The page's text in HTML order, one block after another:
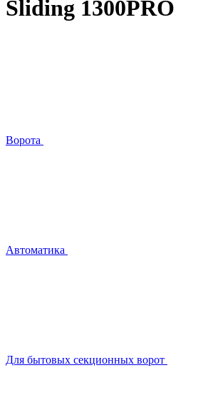
Sliding 1300PRO
Ворота
Автоматика
Для бытовых секционных ворот